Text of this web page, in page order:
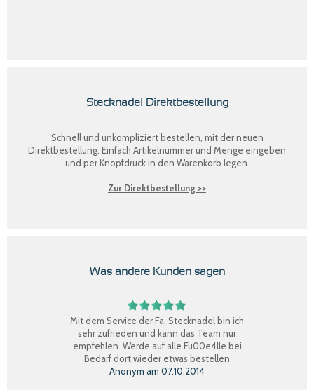
Stecknadel Direktbestellung
Schnell und unkompliziert bestellen, mit der neuen
Direktbestellung . Einfach Artikelnummer und Menge eingeben
und per Knopfdruck in den Warenkorb legen.
Zur Direktbestellung >>
Was andere Kunden sagen
Mit dem Service der Fa. Stecknadel bin ich
sehr zufrieden und kann das Team nur
empfehlen. Werde auf alle Fu00e4lle bei
Bedarf dort wieder etwas bestellen
Anonym am 07.10.2014